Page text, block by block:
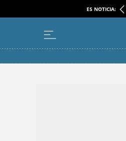
ES NOTICIA: